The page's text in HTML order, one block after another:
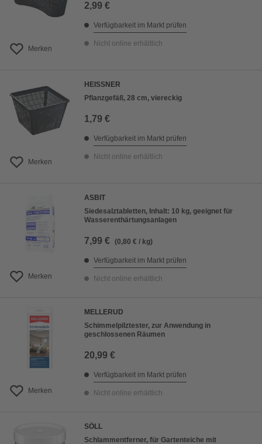
Merken
2,99 €
Verfügbarkeit im Markt prüfen
Nicht online erhältlich
Merken
HEISSNER
Pflanzgefäß, 28 cm, viereckig
1,79 €
Verfügbarkeit im Markt prüfen
Nicht online erhältlich
Merken
ASBIT
Siedesalztabletten, Inhalt: 10 kg, geeignet für
Wasserenthärtungsanlagen
7,99 € (0,80 € / kg)
Verfügbarkeit im Markt prüfen
Nicht online erhältlich
Merken
MELLERUD
Schimmelpilztester, zur Anwendung in
geschlossenen Räumen
20,99 €
Verfügbarkeit im Markt prüfen
Nicht online erhältlich
SÖLL
Schlammentferner, für Gartenteiche mit